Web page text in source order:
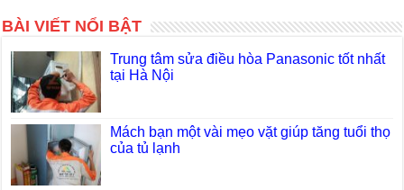
BÀI VIẾT NỔI BẬT
Trung tâm sửa điều hòa Panasonic tốt nhất
tại Hà Nội
Mách bạn một vài mẹo vặt giúp tăng tuổi thọ
của tủ lạnh